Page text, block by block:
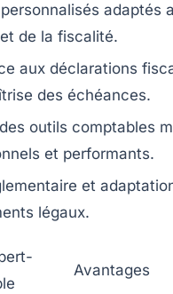
adaptés
de la fiscalité.
aux déclarations
des échéances.
outils comptables
et performants.
et
légaux.
Avantages